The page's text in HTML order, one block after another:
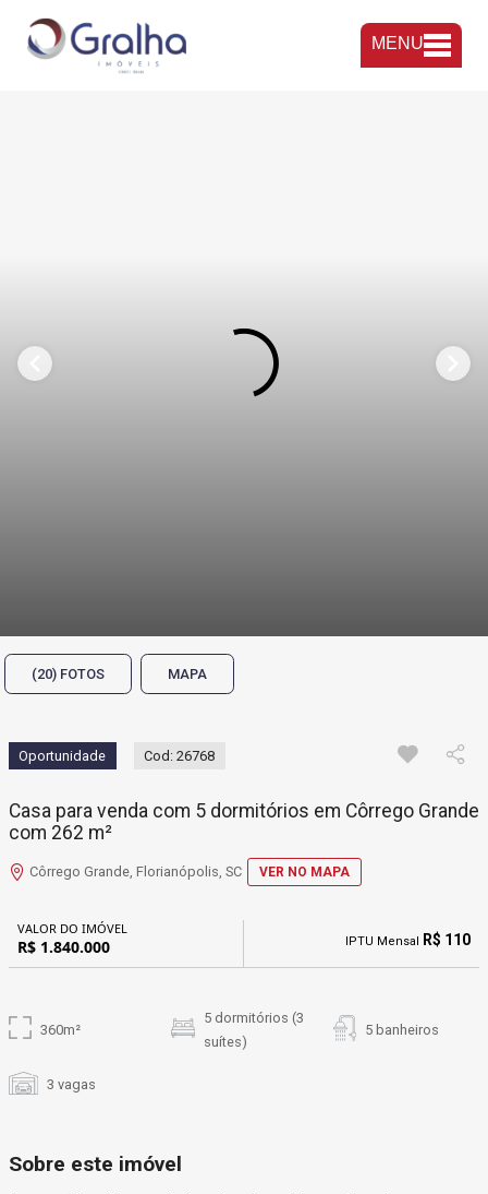
MENU
(20) FOTOS MAPA
Oportunidade Cod: 26768
Casa para venda com 5 dormitórios em Côrrego Grande
com 262 m²
Côrrego Grande, Florianópolis, SC VER NO MAPA
VALOR DO IMÓVEL
R$ 1.840.000 IPTU Mensal R$ 110
360m²
5 dormitórios (3
suítes)
5 banheiros
3 vagas
Sobre este imóvel